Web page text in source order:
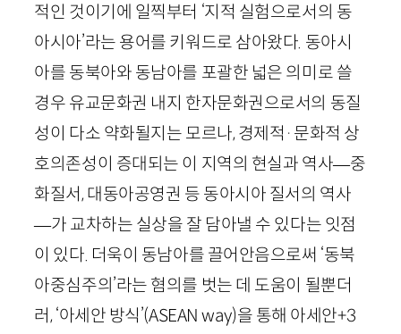
적인 것이기에 일찍부터 ‘지적 실험으로서의 동
아시아’라는 용어를 키워드로 삼아왔다. 동아시
아를 동북아와 동남아를 포괄한 넓은 의미로 쓸
경우 유교문화권 내지 한자문화권으로서의 동질
성이 다소 약화될지는 모르나, 경제적·문화적 상
호의존성이 증대되는 이 지역의 현실과 역사—중
화질서, 대동아공영권 등 동아시아 질서의 역사
—가 교차하는 실상을 잘 담아낼 수 있다는 잇점
이 있다. 더욱이 동남아를 끌어안음으로써 ‘동북
아중심주의’라는 혐의를 벗는 데 도움이 될뿐더
러, ‘아세안 방식’(ASEAN way)을 통해 아세안+3